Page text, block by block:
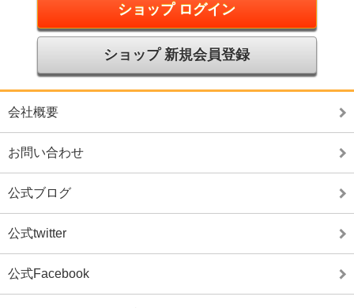
ショップ ログイン
ショップ 新規会員登録
会社概要
お問い合わせ
公式ブログ
公式twitter
公式Facebook